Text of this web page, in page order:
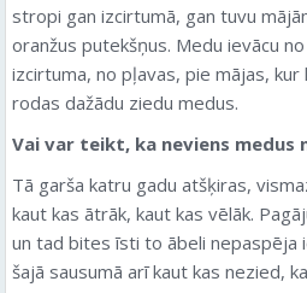
stropi gan izcirtumā, gan tuvu
oranžus putekšņus. Medu ievācu
izcirtuma, no pļavas, pie mājas,
rodas dažādu ziedu medus.
Vai var teikt, ka neviens medus
Tā garša katru gadu atšķiras,
kaut kas ātrāk, kaut kas vēlāk.
un tad bites īsti to ābeli nepaspēja
šajā sausumā arī kaut kas nezied,